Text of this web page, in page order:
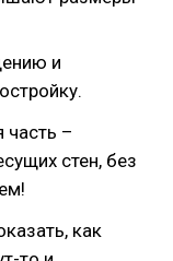
и
часть –
стен, без
как